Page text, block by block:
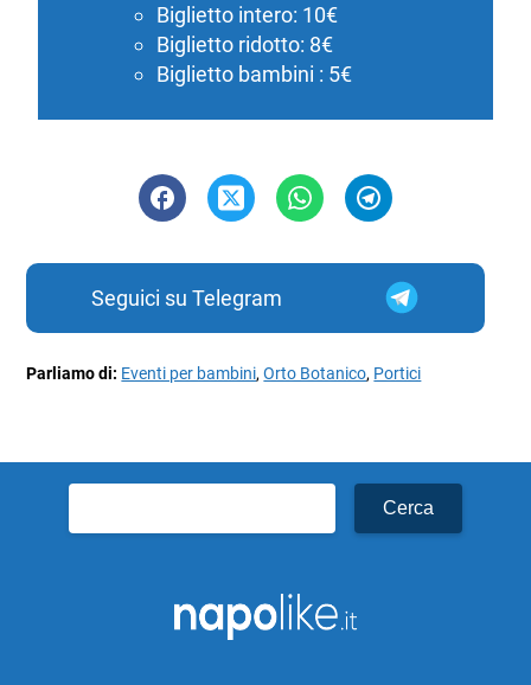
Biglietto intero: 10€
Biglietto ridotto: 8€
Biglietto bambini : 5€
Seguici su Telegram
Parliamo di: Eventi per bambini,Orto Botanico, Portici
per: